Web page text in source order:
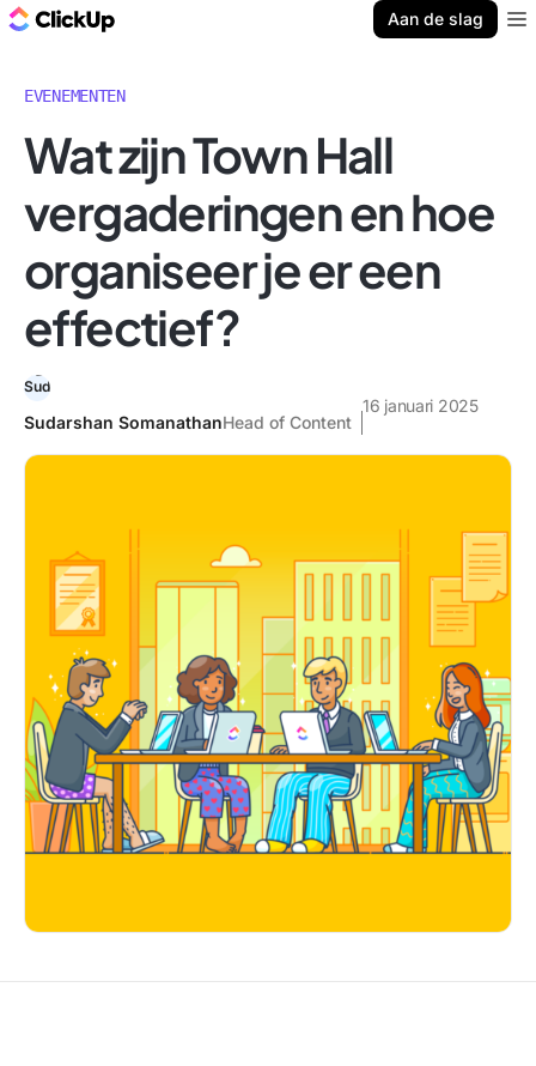
Aan de slag
EVENEMENTEN
Wat zijn Town Hall
vergaderingen en hoe
organiseer je er een
effectief?
Sudarshan SomanathanHead of Content
16 januari 2025